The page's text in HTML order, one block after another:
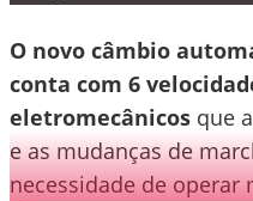
O novo câmbio
conta com 6
eletromecânicos que
e as mudanças de
necessidade de operar